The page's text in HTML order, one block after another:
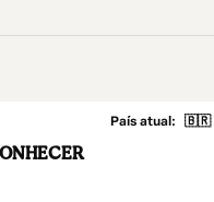
País atual: 🇧🇷